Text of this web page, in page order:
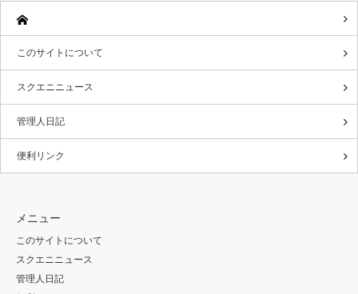
このサイトについて
スクエニニュース
管理人日記
便利リンク
メニュー
このサイトについて
スクエニニュース
管理人日記